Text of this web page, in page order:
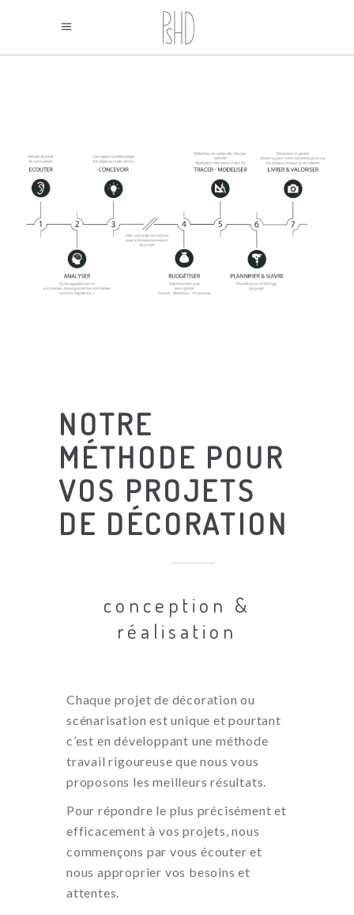
NOTRE
MÉTHODE POUR
VOS PROJETS
DE DÉCORATION
conception &
réalisation
Chaque projet de décoration ou
scénarisation est unique et pourtant
c’est en développant une méthode
travail rigoureuse que nous vous
proposons les meilleurs résultats.
Pour répondre le plus précisément et
efficacement à vos projets, nous
commençons par vous écouter et
nous approprier vos besoins et
attentes.